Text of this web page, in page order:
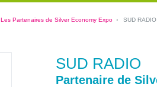
Les Partenaires de Silver Economy Expo › SUD RADIO
SUD RADIO
Partenaire de